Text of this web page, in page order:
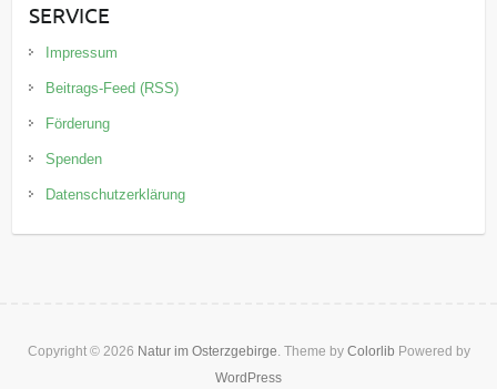
SERVICE
Impressum
Beitrags-Feed (RSS)
Förderung
Spenden
Datenschutzerklärung
Copyright © 2026 Natur im Osterzgebirge. Theme by Colorlib Powered by
WordPress